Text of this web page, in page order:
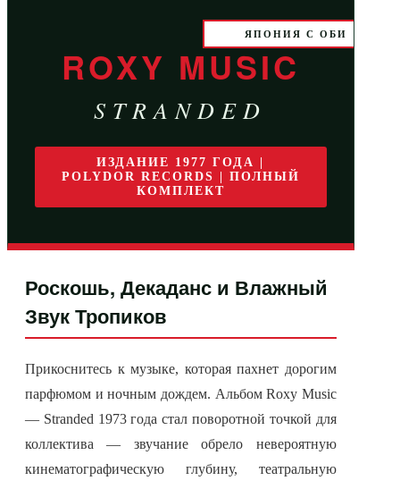
ЯПОНИЯ С ОБИ
ROXY MUSIC
STRANDED
ИЗДАНИЕ 1977 ГОДА |
POLYDOR RECORDS | ПОЛНЫЙ
КОМПЛЕКТ
Роскошь, Декаданс и Влажный
Звук Тропиков
Прикоснитесь к музыке, которая пахнет дорогим
парфюмом и ночным дождем. Альбом Roxy Music
— Stranded 1973 года стал поворотной точкой для
коллектива — звучание обрело невероятную
кинематографическую глубину, театральную